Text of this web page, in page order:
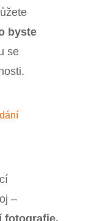
byste
se
–
fotografie,